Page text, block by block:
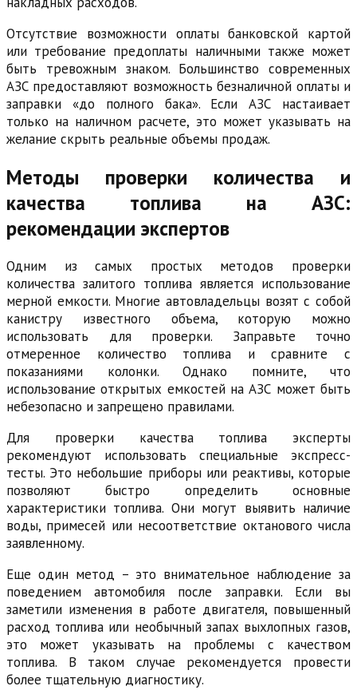
Отсутствие возможности оплаты банковской картой
или требование предоплаты наличными также может
быть тревожным знаком. Большинство современных
АЗС предоставляют возможность безналичной оплаты и
заправки «до полного бака». Если АЗС настаивает
только на наличном расчете, это может указывать на
желание скрыть реальные объемы продаж.
Методы проверки количества и
качества топлива на АЗС:
рекомендации экспертов
Одним из самых простых методов проверки
количества залитого топлива является использование
мерной емкости. Многие автовладельцы возят с собой
канистру известного объема, которую можно
использовать для проверки. Заправьте точно
отмеренное количество топлива и сравните с
показаниями колонки. Однако помните, что
использование открытых емкостей на АЗС может быть
небезопасно и запрещено правилами.
Для проверки качества топлива эксперты
рекомендуют использовать специальные экспресс-
тесты. Это небольшие приборы или реактивы, которые
позволяют быстро определить основные
характеристики топлива. Они могут выявить наличие
воды, примесей или несоответствие октанового числа
заявленному.
Еще один метод – это внимательное наблюдение за
поведением автомобиля после заправки. Если вы
заметили изменения в работе двигателя, повышенный
расход топлива или необычный запах выхлопных газов,
это может указывать на проблемы с качеством
топлива. В таком случае рекомендуется провести
более тщательную диагностику.